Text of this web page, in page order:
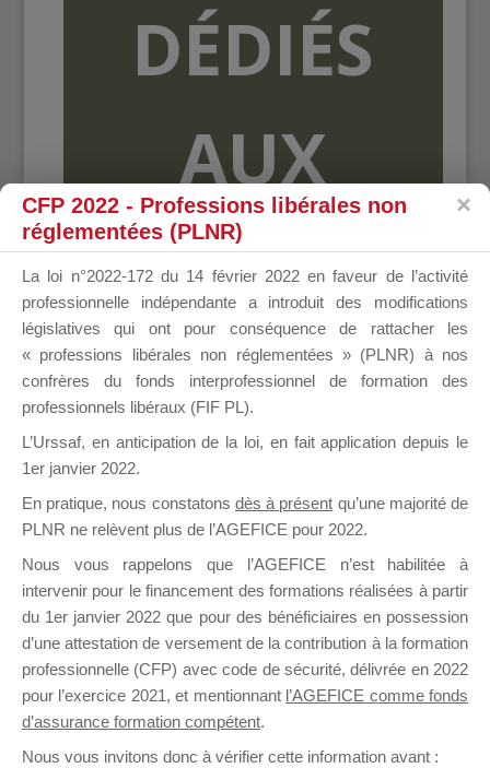
DÉDIÉS
AUX
DE
il y a un jour
formation. Il accueille également les Conseillers
CFP 2022 - Professions libérales non
réglementées (PLNR)
La loi n°2022-172 du 14 février 2022 en faveur de l’activité
professionnelle indépendante a introduit des modifications
législatives qui ont pour conséquence de rattacher les
« professions libérales non réglementées » (PLNR) à nos
confrères du fonds interprofessionnel de formation des
professionnels libéraux (FIF PL).
L’Urssaf, en anticipation de la loi, en fait application depuis le
1er janvier 2022.
En pratique, nous constatons dès à présent qu’une majorité de
PLNR ne relèvent plus de l’AGEFICE pour 2022.
Nous vous rappelons que l’AGEFICE n’est habilitée à
intervenir pour le financement des formations réalisées à partir
du 1er janvier 2022 que pour des bénéficiaires en possession
d’une attestation de versement de la contribution à la formation
professionnelle (CFP) avec code de sécurité, délivrée en 2022
pour l’exercice 2021, et mentionnant l’AGEFICE comme fonds
d’assurance formation compétent.
Nous vous invitons donc à vérifier cette information avant :